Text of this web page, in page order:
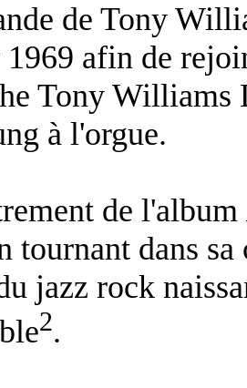
de Tony
afin de
Tony
à l'orgue.
de l'album
tournant dans
jazz rock
2.